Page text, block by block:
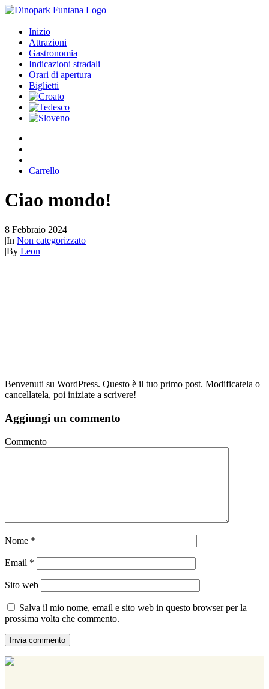
Inizio
Attrazioni
Gastronomia
Indicazioni stradali
Orari di apertura
Biglietti
Carrello
Ciao mondo!
8 Febbraio 2024
|In Non categorizzato
|By Leon
Benvenuti su WordPress. Questo è il tuo primo post. Modificatela o
cancellatela, poi iniziate a scrivere!
Aggiungi un commento
Commento
Nome *
Email *
Sito web
Salva il mio nome, email e sito web in questo browser per la
prossima volta che commento.